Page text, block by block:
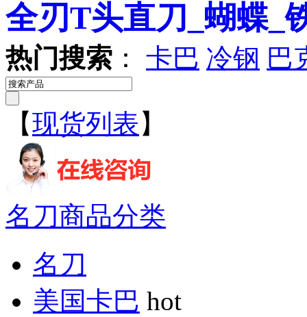
热门搜索 ： 卡巴 冷钢 巴
【现货列表 】
名刀商品分类
名刀
美国卡巴 hot